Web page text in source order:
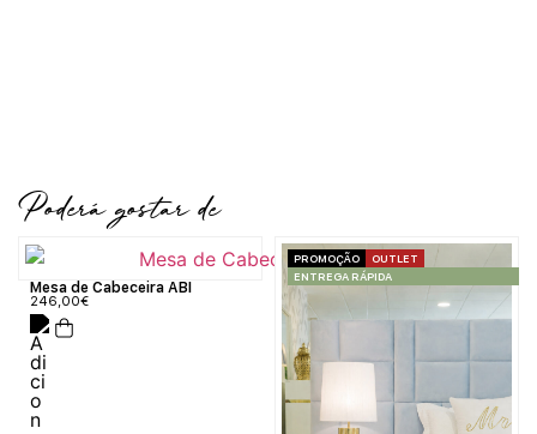
Poderá gostar de
Mesa de Cabeceira ABI
246,00€
PROMOÇÃO
OUTLET
ENTREGA RÁPIDA